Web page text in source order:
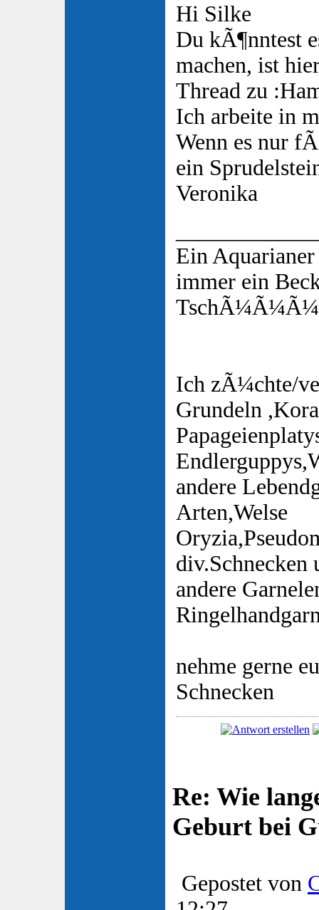
Hi Silke
Du kÃ¶nntest
machen, ist
Thread zu
Ich arbeite in
Wenn es nur
ein
Veronika
Ein
immer ein
Ich zÃ¼chte/
Grundeln
andere
Arten,Welse
div.Schnecken
andere
nehme gerne
Schnecken
Re: Wie
Geburt bei
Gepostet von